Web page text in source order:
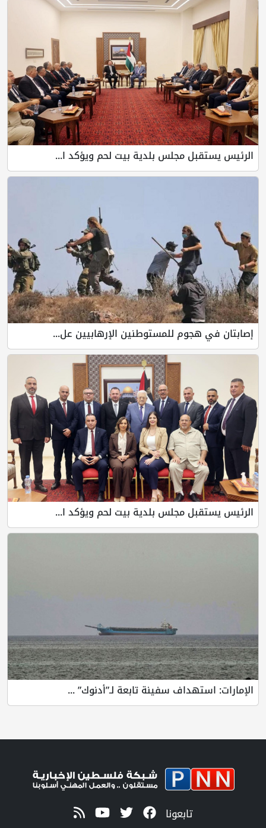
الرئيس يستقبل مجلس بلدية بيت لحم ويؤكد ا...
إصابتان في هجوم للمستوطنين الإرهابيين عل...
الرئيس يستقبل مجلس بلدية بيت لحم ويؤكد ا...
الإمارات: استهداف سفينة تابعة لـ”أدنوك” ...
تابعونا